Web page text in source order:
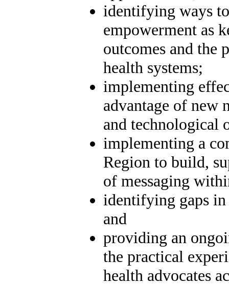
identifying ways
empowerment as
outcomes and the
health systems;
implementing
advantage of new
and technological
implementing a
Region to build,
of messaging
identifying gaps
and
providing an
the practical
health advocates